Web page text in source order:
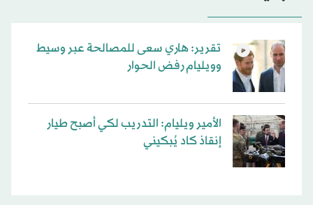
تقرير: هاري سعى للمصالحة عبر وسيط
وويليام رفض الحوار
الأمير ويليام: التدريب لكي أصبح طيار
إنقاذ كاد يُبكيني